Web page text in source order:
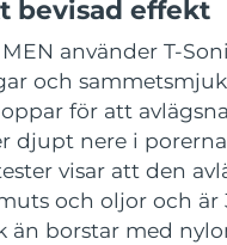
bevisad effekt
använder T-
och
för att avlägsna
djupt nere i
visar att den
och oljor och är
än borstar med
For healthy hair
18% PAP